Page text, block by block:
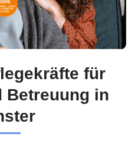
für
Betreuung in